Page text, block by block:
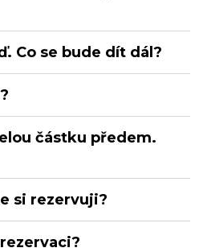
Co se bude dít dál?
částku předem.
si rezervuji?